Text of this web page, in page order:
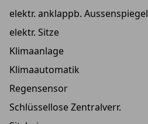
elektr. anklappb. Aussenspiegel
elektr. Sitze
Klimaanlage
Klimaautomatik
Regensensor
Schlüssellose Zentralverr.